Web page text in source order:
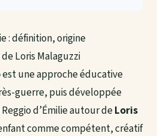
: définition, origine
Loris Malaguzzi
est une approche éducative
guerre, puis développée
d’Émilie autour deLoris
comme compétent, créatif